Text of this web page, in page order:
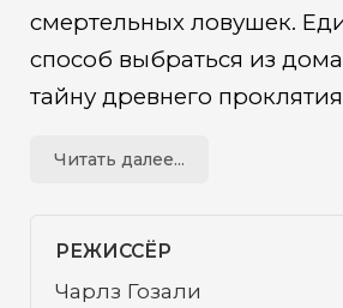
смертельных ловушек.
способ выбраться из
тайну древнего
Читать далее...
РЕЖИССЁР
Чарлз Гозали